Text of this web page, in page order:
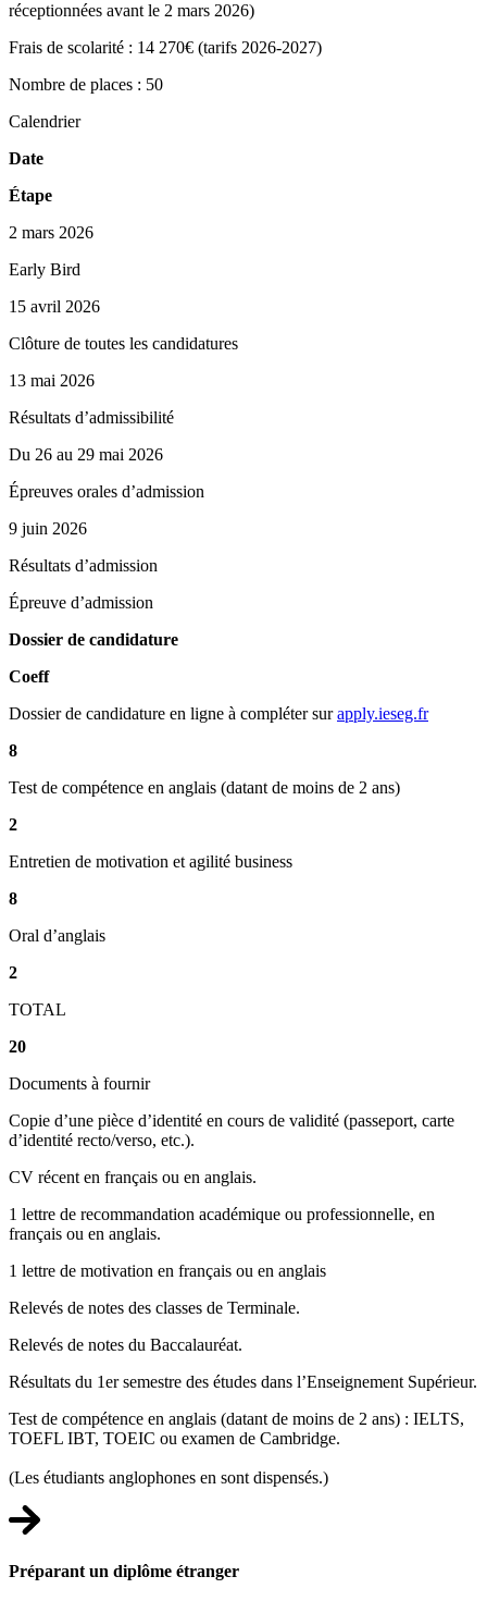
réceptionnées avant le 2 mars 2026)
Frais de scolarité : 14 270€ (tarifs 2026-2027)
Nombre de places : 50
Calendrier
Date
Étape
2 mars 2026
Early Bird
15 avril 2026
Clôture de toutes les candidatures
13 mai 2026
Résultats d’admissibilité
Du 26 au 29 mai 2026
Épreuves orales d’admission
9 juin 2026
Résultats d’admission
Épreuve d’admission
Dossier de candidature
Coeff
Dossier de candidature en ligne à compléter surapply.ieseg.fr
8
Test de compétence en anglais (datant de moins de 2 ans)
2
Entretien de motivation et agilité business
8
Oral d’anglais
2
TOTAL
20
Documents à fournir
Copie d’une pièce d’identité en cours de validité (passeport, carte
d’identité recto/verso, etc.).
CV récent en français ou en anglais.
1 lettre de recommandation académique ou professionnelle, en
français ou en anglais.
1 lettre de motivation en français ou en anglais
Relevés de notes des classes de Terminale.
Relevés de notes du Baccalauréat.
Résultats du 1er semestre des études dans l’Enseignement Supérieur.
Test de compétence en anglais (datant de moins de 2 ans) : IELTS,
TOEFL IBT, TOEIC ou examen de Cambridge.
(Les étudiants anglophones en sont dispensés.)
Préparant un diplôme étranger